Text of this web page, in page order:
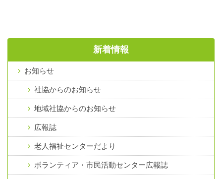
新着情報
お知らせ
社協からのお知らせ
地域社協からのお知らせ
広報誌
老人福祉センターだより
ボランティア・市民活動センター広報誌